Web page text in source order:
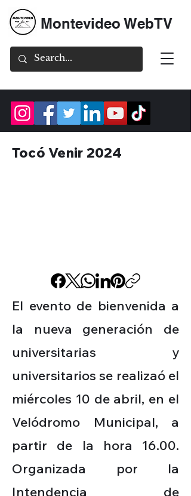
Montevideo WebTV
Tocó Venir 2024
El evento de bienvenida a
la nueva generación de
universitarias y
universitarios se realizaó el
miércoles 10 de abril, en el
Velódromo Municipal, a
partir de la hora 16.00.
Organizada por la
Intendencia de